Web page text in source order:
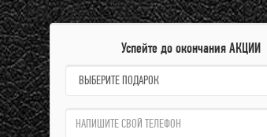
Успейте до окончания АКЦИИ
name:
qzw: